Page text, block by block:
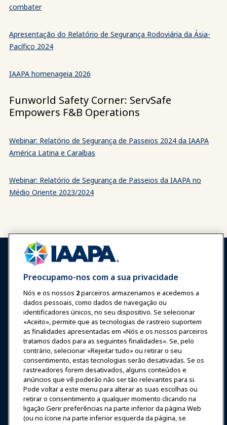
combater
Apresentação do Relatório de Segurança Rodoviária da Ásia-
Pacífico 2024
IAAPA homenageia 2026
Funworld Safety Corner: ServSafe
Empowers F&B Operations
Webinar: Relatório de Segurança de Passeios 2024 da IAAPA
América Latina e Caraíbas
Webinar: Relatório de Segurança de Passeios da IAAPA no
Médio Oriente 2023/2024
Entrar Junte-se Agora
Prêmios Carreiras
Contato
Expos e Eventos
Notícias & Diversão
Educação
Segurança & Proteção
Preocupamo-nos com a sua privacidade
Nós e os nossos 2parceiros armazenamos e acedemos a
dados pessoais, como dados de navegação ou
identificadores únicos, no seu dispositivo. Se selecionar
«Aceito», permite que as tecnologias de rastreio suportem
as finalidades apresentadas em «Nós e os nossos parceiros
tratamos dados para as seguintes finalidades». Se, pelo
contrário, selecionar «Rejeitar tudo» ou retirar o seu
consentimento, estas tecnologias serão desativadas. Se os
rastreadores forem desativados, alguns conteúdos e
anúncios que vê poderão não ser tão relevantes para si.
Pode voltar a este menu para alterar as suas escolhas ou
retirar o consentimento a qualquer momento clicando na
ligação Gerir preferências na parte inferior da página Web
(ou no ícone na parte inferior esquerda da página, se